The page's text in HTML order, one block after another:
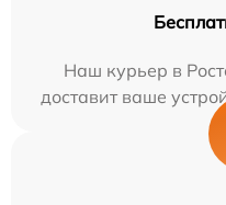
Наш курьер в
доставит ваше